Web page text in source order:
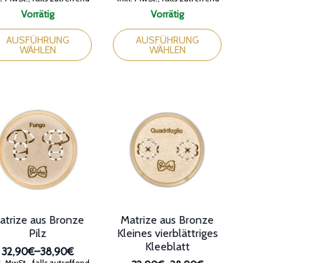
Vorrätig
32,90€
38,90€
AUSFÜHRUNG
WÄHLEN
Vorrätig
32,90€
38,90€
AUSFÜHRUNG
WÄHLEN
Dieses
Produkt
weist
Optionen
können
Produktseite
aus Bronze
Pilz
32,90€–38,90€
Matrize aus Bronze
Kleines vierblättriges
Kleeblatt